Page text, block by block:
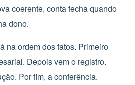
coerente, conta fecha quando
dono.
na ordem dos fatos. Primeiro
Depois vem o registro.
Por fim, a conferência.